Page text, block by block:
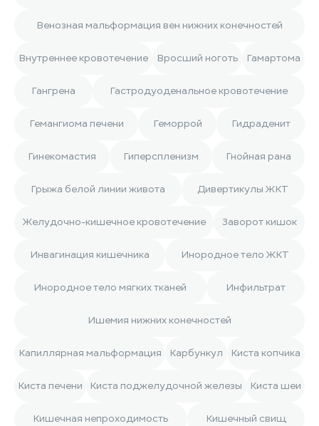
Венозная мальформация вен нижних конечностей
Внутреннее кровотечение Вросший ноготь Гамартома
Гангрена Гастродуоденальное кровотечение
Гемангиома печени Геморрой Гидраденит
Гинекомастия Гиперспленизм Гнойная рана
Грыжа белой линии живота Дивертикулы ЖКТ
Желудочно-кишечное кровотечение Заворот кишок
Инвагинация кишечника Инородное тело ЖКТ
Инородное тело мягких тканей Инфильтрат
Ишемия нижних конечностей
Капиллярная мальформация Карбункул Киста копчика
Киста печени Киста поджелудочной железы Киста шеи
Кишечная непроходимость Кишечный свищ